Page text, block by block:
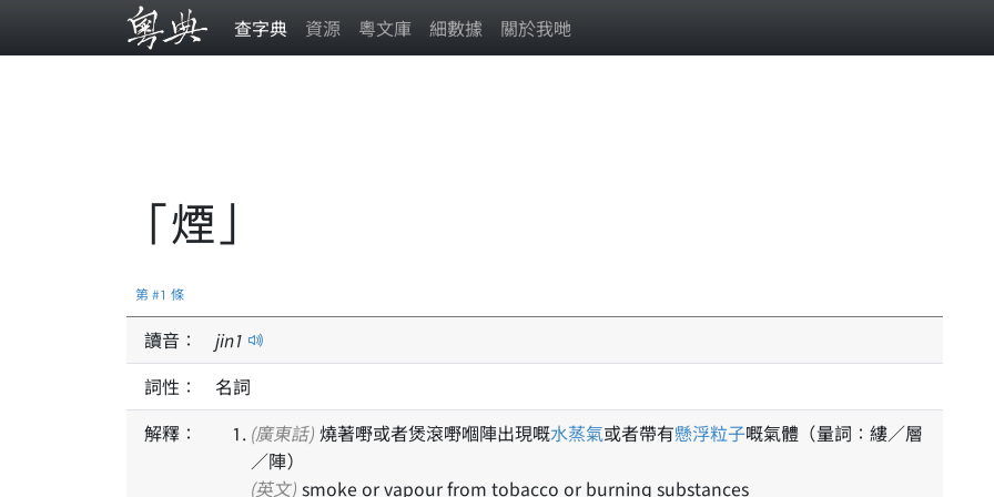
查字典 資源 粵文庫 細數據 關於我哋
「煙」
第 #1 條
讀音： jin1
詞性：
名詞
解釋：
(廣東話) 燒著嘢或者煲滾嘢嗰陣出現嘅水蒸氣或者帶有懸浮粒子嘅氣體（量詞：縷／層
／陣）
(英文) smoke or vapour from tobacco or burning substances